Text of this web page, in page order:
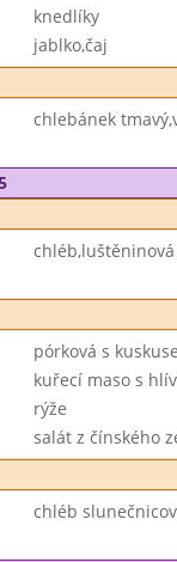
knedlíky
jablko,čaj
chlebánek
pórková s
kuřecí maso s
rýže
salát z čínského
chléb